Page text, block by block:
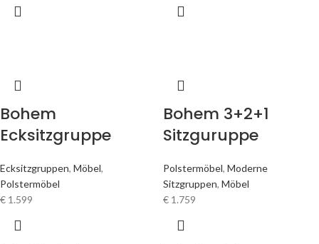
Bohem
Ecksitzgruppe
Ecksitzgruppen, Möbel,
Polstermöbel
€ 1.599
Bohem 3+2+1
Sitzguruppe
Polstermöbel, Moderne
Sitzgruppen, Möbel
€ 1.759